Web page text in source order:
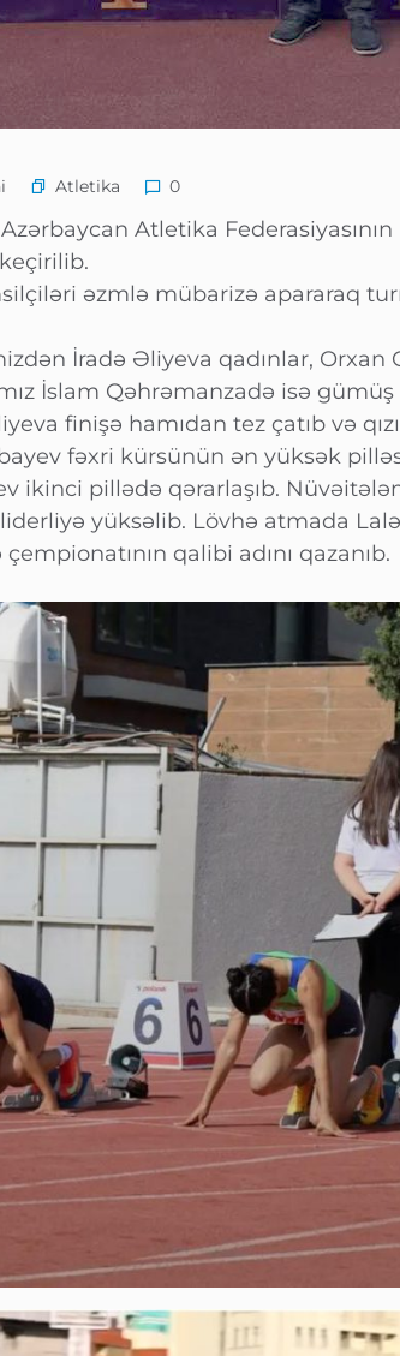
Atletika 0
Atletika
əzmlə mübarizə apararaq
İradə Əliyeva qadınlar, Orxan
İslam Qəhrəmanzadə isə
finişə hamıdan tez çatıb və
fəxri kürsünün ən yüksək
ikinci pillədə qərarlaşıb.
yüksəlib. Lövhə atmada Lalə
qalibi adını qazanıb.